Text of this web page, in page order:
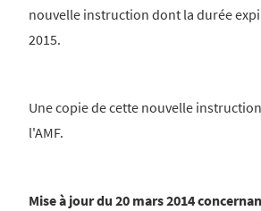
nouvelle instruction dont la durée
2015.
Une copie de cette nouvelle
l'AMF.
Mise à jour du 20 mars 2014